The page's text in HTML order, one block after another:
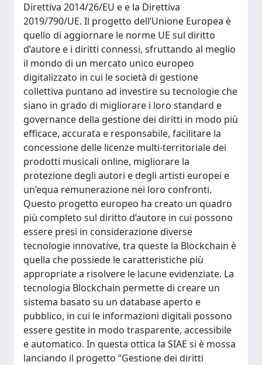
Direttiva 2014/26/EU e e la Direttiva
2019/790/UE. Il progetto dell’Unione Europea è
quello di aggiornare le norme UE sul diritto
d’autore e i diritti connessi, sfruttando al meglio
il mondo di un mercato unico europeo
digitalizzato in cui le società di gestione
collettiva puntano ad investire su tecnologie che
siano in grado di migliorare i loro standard e
governance della gestione dei diritti in modo più
efficace, accurata e responsabile, facilitare la
concessione delle licenze multi-territoriale dei
prodotti musicali online, migliorare la
protezione degli autori e degli artisti europei e
un’equa remunerazione nei loro confronti.
Questo progetto europeo ha creato un quadro
più completo sul diritto d’autore in cui possono
essere presi in considerazione diverse
tecnologie innovative, tra queste la Blockchain è
quella che possiede le caratteristiche più
appropriate a risolvere le lacune evidenziate. La
tecnologia Blockchain permette di creare un
sistema basato su un database aperto e
pubblico, in cui le informazioni digitali possono
essere gestite in modo trasparente, accessibile
e automatico. In questa ottica la SIAE si è mossa
lanciando il progetto “Gestione dei diritti